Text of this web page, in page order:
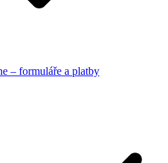
– formuláře a platby